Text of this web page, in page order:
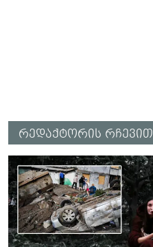
რედაქტორის რჩევით